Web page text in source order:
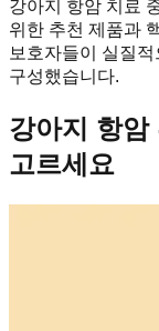
강아지 항암 치료
위한 추천 제품과
보호자들이 실질
구성했습니다.
강아지 항암
고르세요